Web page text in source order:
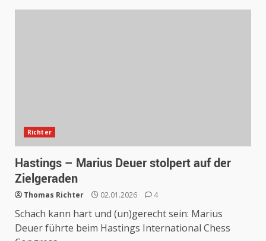
Richter
Hastings – Marius Deuer stolpert auf der
Zielgeraden
Thomas Richter 02.01.2026 4
Schach kann hart und (un)gerecht sein: Marius
Deuer führte beim Hastings International Chess